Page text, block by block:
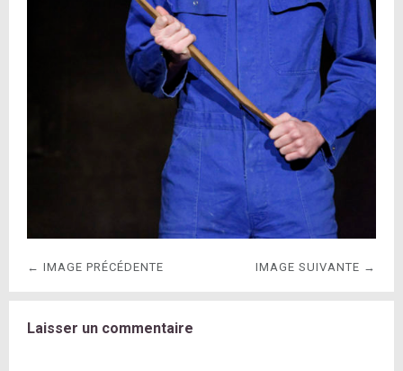
← IMAGE PRÉCÉDENTE IMAGE SUIVANTE →
Laisser un commentaire